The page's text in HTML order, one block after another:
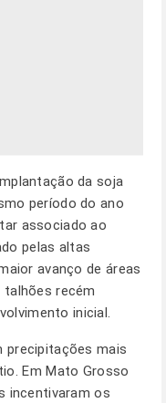
da soja
período do ano
associado ao
pelas altas
avanço de áreas
talhões recém
inicial.
precipitações mais
Em Mato Grosso
incentivaram os